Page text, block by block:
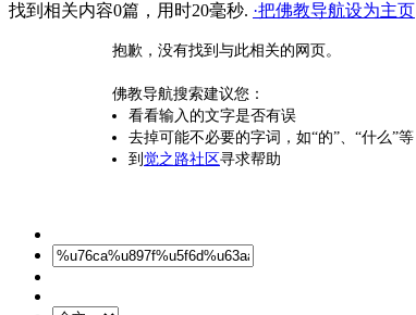
找到相关内容0篇，用时20毫秒. ·把佛教导航设为主页
抱歉，没有找到与此相关的网页。
佛教导航搜索建议您：
看看输入的文字是否有误
去掉可能不必要的字词，如“的”、“什么”等
到 觉之路社区寻求帮助